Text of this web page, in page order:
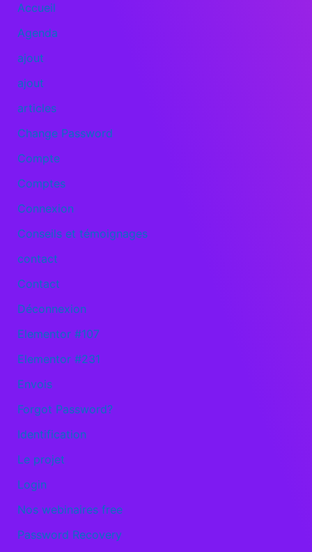
Accueil
Agenda
ajout
ajout
articles
Change Password
Compte
Comptes
Connexion
Conseils et témoignages
contact
Contact
Déconnexion
Elementor #107
Elementor #231
Envois
Forgot Password?
Identification
Le projet
Login
Nos webinaires free
Password Recovery